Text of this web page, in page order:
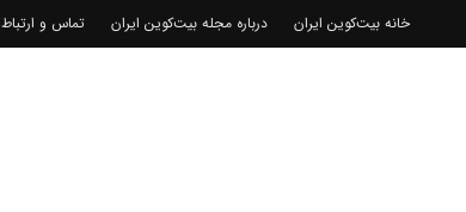
خانه بیت‌کوین ایران درباره مجله بیت‌کوین ایران تماس و ارتباط